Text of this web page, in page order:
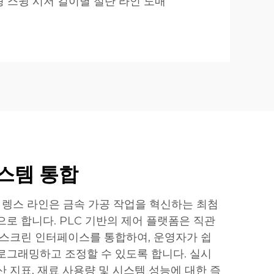
템 통합
스 라인은 금속 가공 작업을 혁신하는 최첨
로 합니다. PLC 기반의 제어 플랫폼은 직관
크린 인터페이스를 통합하여, 운영자가 쉽
그래밍하고 조정할 수 있도록 합니다. 실시
지표, 재료 사용량 및 시스템 성능에 대한 즉